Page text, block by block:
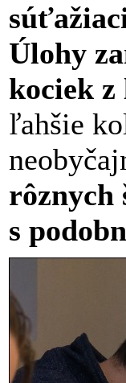
Úlohy
kociek
ľahšie
rôznych
s